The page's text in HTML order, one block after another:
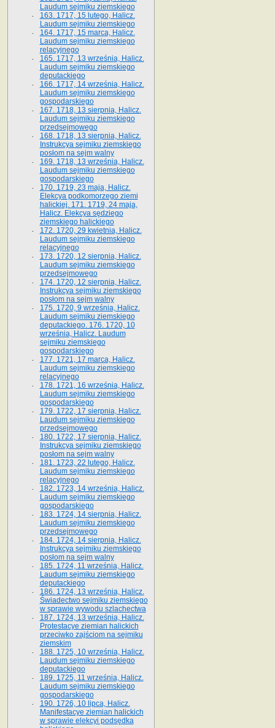
Laudum sejmiku ziemskiego
163. 1717, 15 lutego, Halicz.
Laudum sejmiku ziemskiego
164. 1717, 15 marca, Halicz.
Laudum sejmiku ziemskiego
relacyjnego
165. 1717, 13 września, Halicz.
Laudum sejmiku ziemskiego
deputackiego
166. 1717, 14 września, Halicz.
Laudum sejmiku ziemskiego
gospodarskiego
167. 1718, 13 sierpnia, Halicz.
Laudum sejmiku ziemskiego
przedsejmowego
168. 1718, 13 sierpnia, Halicz.
Instrukcya sejmiku ziemskiego
posłom na sejm walny
169. 1718, 13 września, Halicz.
Laudum sejmiku ziemskiego
gospodarskiego
170. 1719, 23 maja, Halicz.
Elekcya podkomorzego ziemi
halickiej. 171. 1719, 24 maja,
Halicz. Elekcya sędziego
ziemskiego halickiego
172. 1720, 29 kwietnia, Halicz.
Laudum sejmiku ziemskiego
relacyjnego
173. 1720, 12 sierpnia, Halicz.
Laudum sejmiku ziemskiego
przedsejmowego
174. 1720, 12 sierpnia, Halicz.
Instrukcya sejmiku ziemskiego
posłom na sejm walny
175. 1720, 9 września, Halicz.
Laudum sejmiku ziemskiego
deputackiego. 176. 1720, 10
września, Halicz. Laudum
sejmiku ziemskiego
gospodarskiego
177. 1721, 17 marca, Halicz.
Laudum sejmiku ziemskiego
relacyjnego
178. 1721, 16 września, Halicz.
Laudum sejmiku ziemskiego
gospodarskiego
179. 1722, 17 sierpnia, Halicz.
Laudum sejmiku ziemskiego
przedsejmowego
180. 1722, 17 sierpnia, Halicz.
Instrukcya sejmiku ziemskiego
posłom na sejm walny
181. 1723, 22 lutego, Halicz.
Laudum sejmiku ziemskiego
relacyjnego
182. 1723, 14 września, Halicz.
Laudum sejmiku ziemskiego
gospodarskiego
183. 1724, 14 sierpnia, Halicz.
Laudum sejmiku ziemskiego
przedsejmowego
184. 1724, 14 sierpnia, Halicz.
Instrukcya sejmiku ziemskiego
posłom na sejm walny
185. 1724, 11 września, Halicz.
Laudum sejmiku ziemskiego
deputackiego
186. 1724, 13 września, Halicz.
Świadectwo sejmiku ziemskiego
w sprawie wywodu szlachectwa
187. 1724, 13 września, Halicz.
Protestacye ziemian halickich
przeciwko zajściom na sejmiku
ziemskim
188. 1725, 10 września, Halicz.
Laudum sejmiku ziemskiego
deputackiego
189. 1725, 11 września, Halicz.
Laudum sejmiku ziemskiego
gospodarskiego
190. 1726, 10 lipca, Halicz.
Manifestacye ziemian halickich
w sprawie elekcyi podsędka